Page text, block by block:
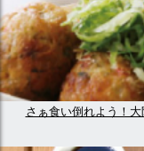
さぁ食い倒れよう！